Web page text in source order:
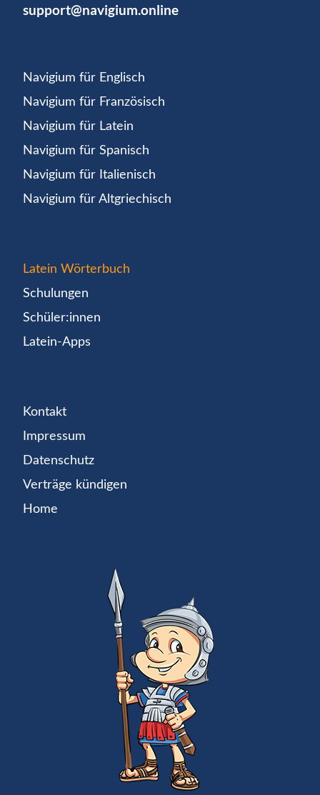
support@navigium.online
Navigium für Englisch
Navigium für Französisch
Navigium für Latein
Navigium für Spanisch
Navigium für Italienisch
Navigium für Altgriechisch
Latein Wörterbuch
Schulungen
Schüler:innen
Latein-Apps
Kontakt
Impressum
Datenschutz
Verträge kündigen
Home